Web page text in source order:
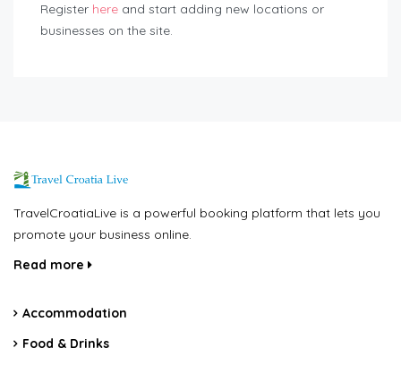
Register here and start adding new locations or
businesses on the site.
TravelCroatiaLive is a powerful booking platform that lets you
promote your business online.
Read more
Accommodation
Food & Drinks